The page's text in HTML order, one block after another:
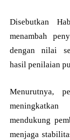
Disebutkan
menambah
dengan nilai
hasil penilaian
Menurutnya,
mendukung
menjaga